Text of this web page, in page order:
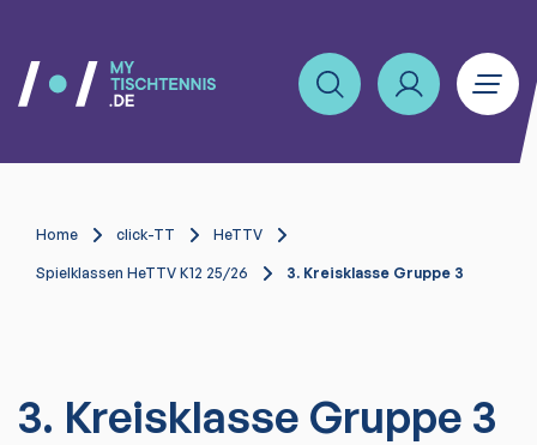
Home click-TT HeTTV
Spielklassen HeTTV K12 25/26 3. Kreisklasse Gruppe 3
3. Kreisklasse Gruppe 3